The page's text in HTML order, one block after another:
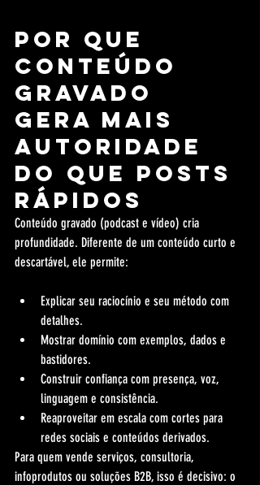
Por que
conteúdo
gravado
gera mais
autoridade
do que posts
rápidos
Conteúdo gravado (podcast e vídeo) cria
profundidade. Diferente de um conteúdo curto e
descartável, ele permite:
Explicar seu raciocínio e seu método com
detalhes.
Mostrar domínio com exemplos, dados e
bastidores.
Construir confiança com presença, voz,
linguagem e consistência.
Reaproveitar em escala com cortes para
redes sociais e conteúdos derivados.
Para quem vende serviços, consultoria,
infoprodutos ou soluções B2B, isso é decisivo: o